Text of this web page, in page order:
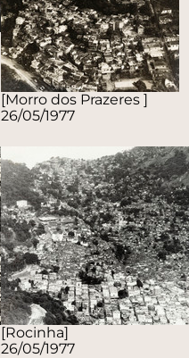
[Morro dos Prazeres ]
26/05/1977
[Rocinha]
26/05/1977